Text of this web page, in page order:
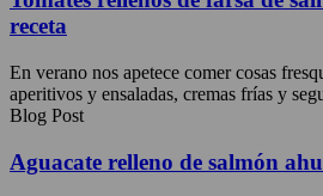
receta
En verano nos apetece comer cosas
aperitivos y ensaladas, cremas frías y
Blog Post
Aguacate relleno de salmón